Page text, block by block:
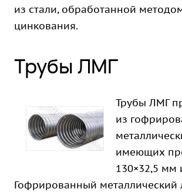
из стали, обработанной
цинкования.
Трубы ЛМГ
Трубы ЛМГ
из
имеющих
130×32,5 мм
Гофрированный металлический